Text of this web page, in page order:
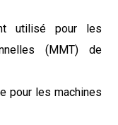
utilisé pour les
(MMT) de
pour les machines